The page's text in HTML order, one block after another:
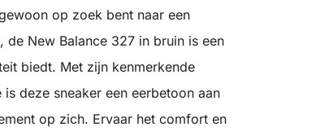
op zoek bent naar een
New Balance 327 in bruin is een
biedt. Met zijn kenmerkende
deze sneaker een eerbetoon aan
op zich. Ervaar het comfort en